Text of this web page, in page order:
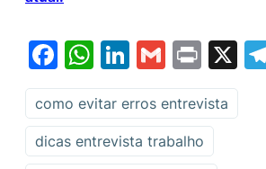
Facebook
WhatsApp
LinkedIn
GmailPrint
X
como evitar erros entrevista
dicas entrevista trabalho